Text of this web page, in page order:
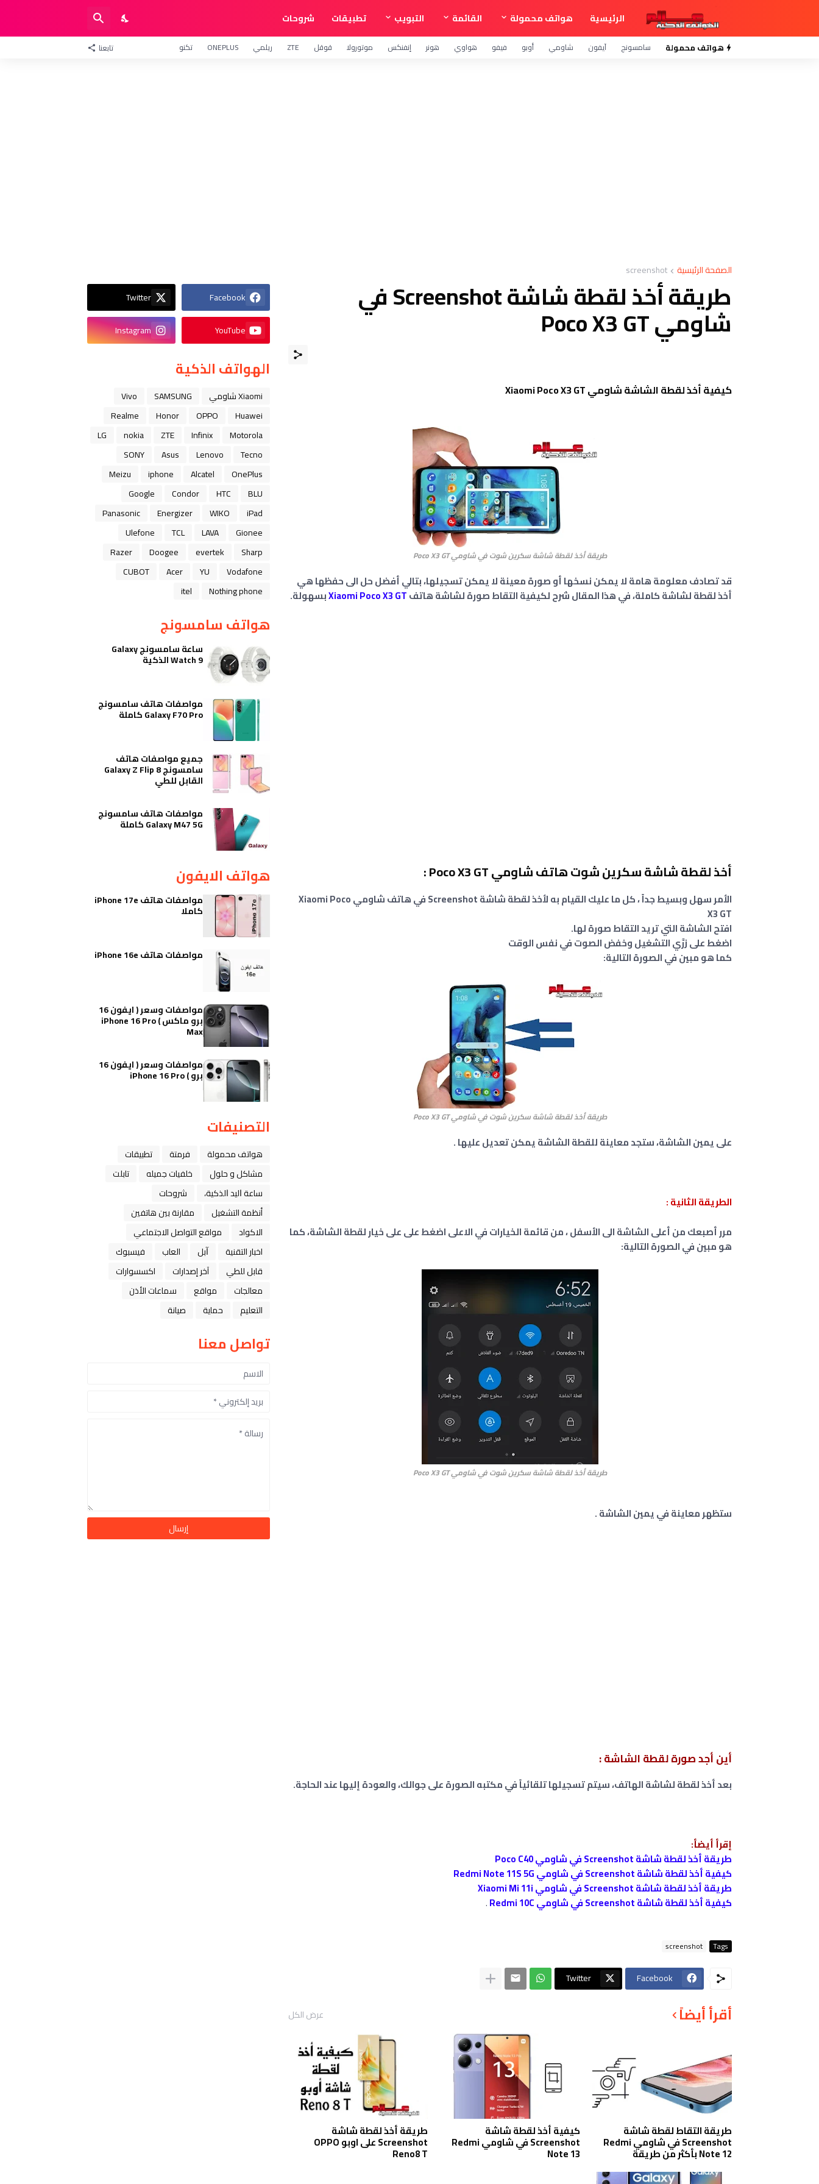
الرئيسية هواتف محمولة القائمة التبويب تطبيقات شروحات
هواتف محمولة سامسونج آيفون شاومي أوبو فيفو هواوي هونر إنفنكس موتورولا قوقل ZTE ريلمي ONEPLUS تكنو تابعنا
الصفحة الرئيسية screenshot
طريقة أخذ لقطة شاشة Screenshot في
شاومي Poco X3 GT
كيفية أخذ لقطة الشاشة شاومي Xiaomi Poco X3 GT
طريقة أخذ لقطة شاشة سكرين شوت في شاومي Poco X3 GT
قد تصادف معلومة هامة لا يمكن نسخها أو صورة معينة لا يمكن تسجيلها، بتالي أفضل حل الى حفظها هي
أخذ لقطة لشاشة كاملة، في هذا المقال شرح لكيفية التقاط صورة لشاشة هاتفXiaomi Poco X3 GTبسهولة.
أخذ لقطة شاشة سكرين شوت هاتف شاومي Poco X3 GT :
الأمر سهل وبسيط جداً ، كل ما عليك القيام به لأخذ لقطة شاشة Screenshot في هاتف شاومي Xiaomi Poco
X3 GT
افتح الشاشة التي تريد التقاط صورة لها.
اضغط على زرَّي التشغيل وخفض الصوت في نفس الوقت
كما هو مبين في الصورة التالية:
طريقة أخذ لقطة شاشة سكرين شوت في شاومي Poco X3 GT
على يمين الشاشة، ستجد معاينة للقطة الشاشة يمكن تعديل عليها .
الطريقة الثانية :
مرر أصبعك من أعلى الشاشة الى الأسفل ، من قائمة الخيارات في الاعلى اضغط على على خيار لقطة الشاشة، كما
هو مبين في الصورة التالية:
طريقة أخذ لقطة شاشة سكرين شوت في شاومي Poco X3 GT
ستظهر معاينة في يمين الشاشة .
أين أجد صورة لقطة الشاشة :
بعد أخذ لقطة لشاشة الهاتف، سيتم تسجيلها تلقائياً في مكتبه الصورة على جوالك، والعودة إليها عند الحاجة.
إقرأ أيضأ:
طريقة أخذ لقطة شاشة Screenshot في شاومي Poco C40
كيفية أخذ لقطة شاشة Screenshot في شاومي Redmi Note 11S 5G
طريقة أخذ لقطة شاشة Screenshot في شاومي Xiaomi Mi 11i
كيفية أخذ لقطة شاشة Screenshot في شاومي Redmi 10C
.
Tags
screenshot
Facebook
Twitter
أقرأ أيضاً عرض الكل
طريقة التقاط لقطة شاشة
Screenshot في شاومي Redmi
Note 12 بأكثر من طريقة
كيفية أخذ لقطة شاشة
Screenshot في شاومي Redmi
Note 13
طريقة أخذ لقطة شاشة
Screenshot على اوبو OPPO
Reno8 T
Facebook
Twitter
YouTube
Instagram
الهواتف الذكية
Xiaomi شاومي SAMSUNG
Vivo
Huawei
OPPO
Honor
Realme
Motorola
Infinix
ZTE
nokia
LG
Tecno
Lenovo
Asus
SONY
OnePlus
Alcatel
iphone
Meizu
BLU
HTC
Condor
Google
iPad
WIKO
Energizer
Panasonic
Gionee
LAVA
TCL
Ulefone
Sharp
evertek
Doogee
Razer
Vodafone
YU
Acer
CUBOT
Nothing phone
itel
هواتف سامسونج
ساعة سامسونج Galaxy
Watch 9 الذكية
مواصفات هاتف سامسونج
Galaxy F70 Pro كاملة
جميع مواصفات هاتف
سامسونج Galaxy Z Flip 8
القابل للطي
مواصفات هاتف سامسونج
Galaxy M47 5G كاملة
هواتف الايفون
مواصفات هاتف iPhone 17e
كاملا
مواصفات هاتف iPhone 16e
مواصفات وسعر ( ايفون 16
برو ماكس ) iPhone 16 Pro
Max
مواصفات وسعر ( ايفون 16
برو ) iPhone 16 Pro
التصنيفات
هواتف محمولة فرمتة
تطبيقات
مشاكل و حلول
خلفيات جميله
تابلت
ﺳﺎﻋﺔ ﺍﻟﻴﺪ ﺍﻟﺬﻛﻴﺔ،
شروحات
أنظمة التشغيل
مقارنة بين هاتفين
الاكواد
مواقع التواصل الاجتماعي
اخبار التقنية
ﺁﺑﻞ العاب
فيسبوك
قابل للطي
آخر إصدارات
اكسسوارات
معالجات
مواقع
سماعات الأذن
التعليم
حماية صيانة
تواصل معنا